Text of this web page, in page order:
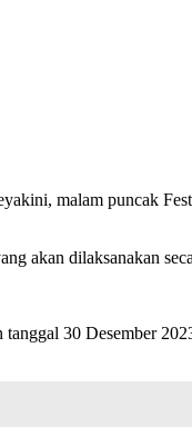
malam puncak
akan dilaksanakan
30 Desember